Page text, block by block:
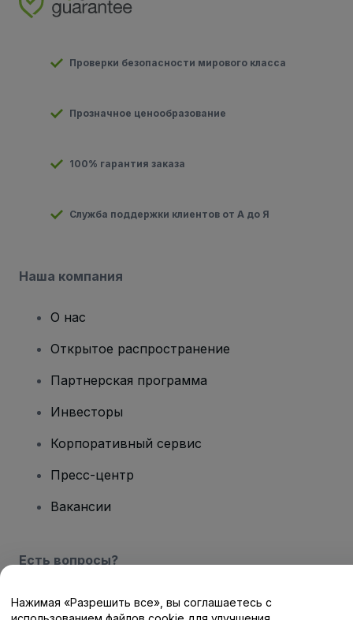
Проверки безопасности мирового класса
Прозначное ценообразование
100% гарантия заказа
Служба поддержки клиентов от А до Я
Наша компания
О нас
Открытое распространение
Партнерская программа
Инвесторы
Корпоративный сервис
Пресс-центр
Вакансии
Есть вопросы?
Центр помощи / Свяжитесь с нами
Нажимая «Разрешить все», вы соглашаетесь с